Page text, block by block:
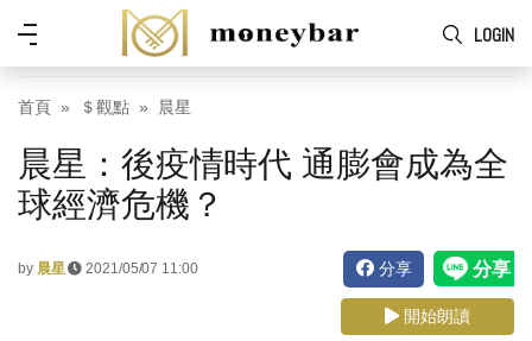
Skip to main content
LOGIN
功
能
表
首頁 ＄觀點 晨星
晨星：後疫情時代 通膨會成為全
球經濟危機？
by 晨星 2021/05/07 11:00 分享
開始朗讀